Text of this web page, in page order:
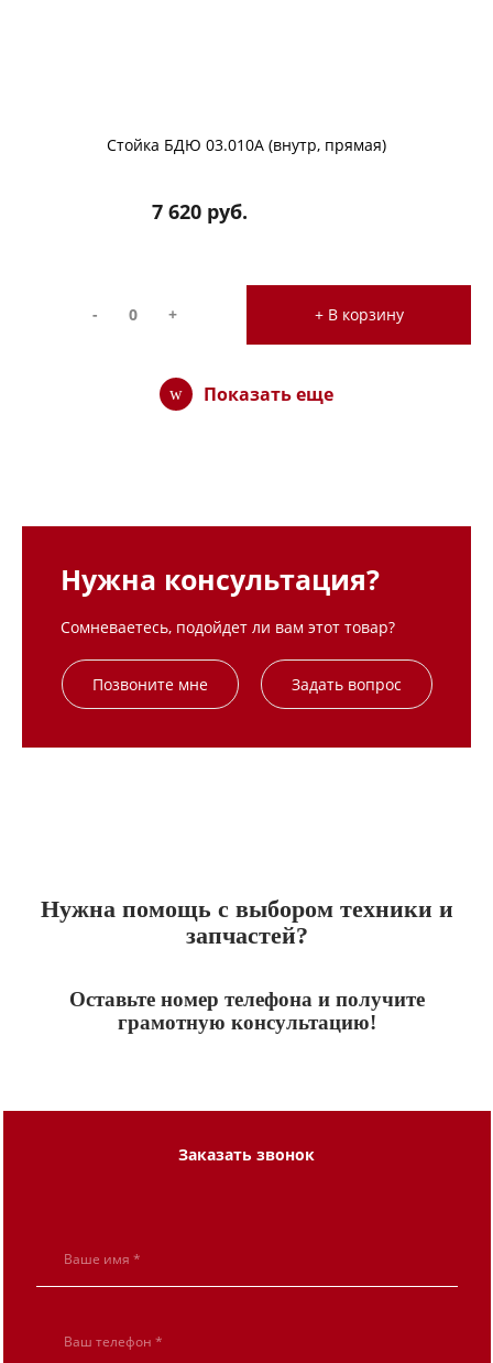
Стойка БДЮ 03.010А (внутр, прямая)
7 620 руб.
- + + В корзину
Показать еще
Нужна консультация?
Сомневаетесь, подойдет ли вам этот товар?
Позвоните мне Задать вопрос
Заказать звонок
Нужна помощь с выбором техники и
запчастей?
Оставьте номер телефона и получите
грамотную консультацию!